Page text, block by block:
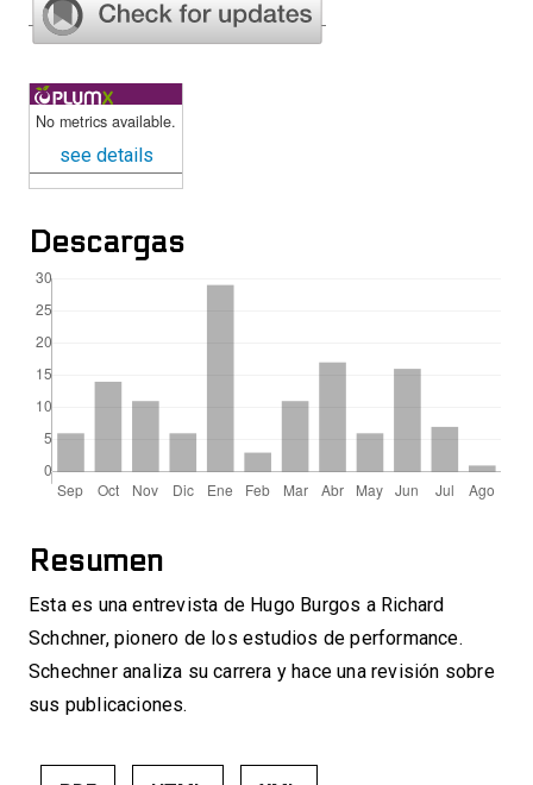
No metrics available.
see details
Descargas
Resumen
Esta es una entrevista de Hugo Burgos a Richard
Schchner, pionero de los estudios de performance.
Schechner analiza su carrera y hace una revisión sobre
sus publicaciones.